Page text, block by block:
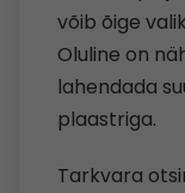
võib õige
Oluline on
lahendada
plaastriga.
Tarkvara